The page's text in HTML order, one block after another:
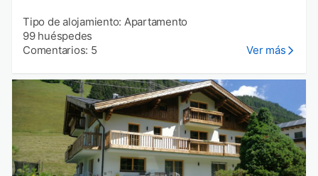
Tipo de alojamiento: Apartamento
99 huéspedes
Comentarios: 5
Ver más